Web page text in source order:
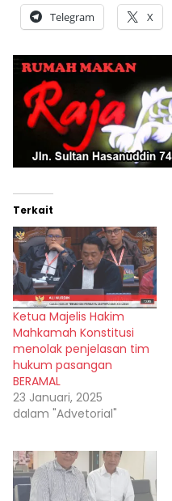
Telegram X
Terkait
Ketua Majelis Hakim
Mahkamah Konstitusi
menolak penjelasan tim
hukum pasangan
BERAMAL
23 Januari, 2025
dalam "Advetorial"